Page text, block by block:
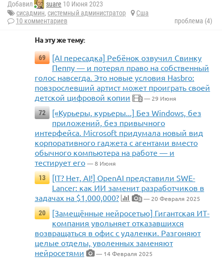
Добавил suare 10 Июня 2023
сисадмин, системный администратор
Сша
10 комментариев
проблема (4)
На эту же тему:
69
[AI пересадка] Ребёнок озвучил Свинку
Пеппу — и потерял право на собственный
голос навсегда. Это новые условия Hasbro:
повзрослевший артист может проиграть своей
детской цифровой копии
2 — 29 Июня
72
[«Курьеры, курьеры...] Без Windows, без
приложений, без привычного
интерфейса. Microsoft придумала новый вид
корпоративного гаджета с агентами вместо
обычного компьютера на работе — и
тестирует его — 8 Июня
13
[IT? Нет, AI!] OpenAI представили SWE-
Lancer: как ИИ заменит разработчиков в
задачах на $1,000,000?
3 — 20 Февраля 2025
20
[Замещённые нейросетью] Гигантская ИТ-
компания увольняет отказавшихся
возвращаться в офис с удаленки. Разгоняют
целые отделы, уволенных заменяют
нейросетями
— 14 Февраля 2025